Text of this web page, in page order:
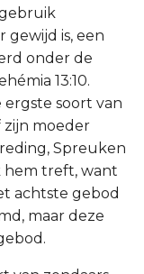
gewijd is, een
onder de
13:10.
ergste soort van
zijn moeder
Spreuken
hem treft, want
achtste gebod
maar deze